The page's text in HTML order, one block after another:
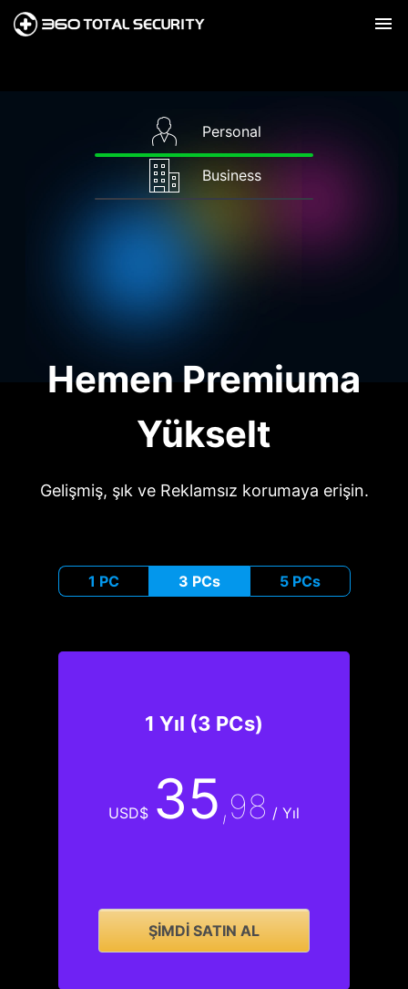
Personal
Business
Hemen Premiuma
Yükselt
Gelişmiş, şık ve Reklamsız korumaya erişin.
1 PC 3 PCs 5 PCs
1 Yıl (3 PCs)
USD$ 35,98 / Yıl
ŞIMDI SATIN AL